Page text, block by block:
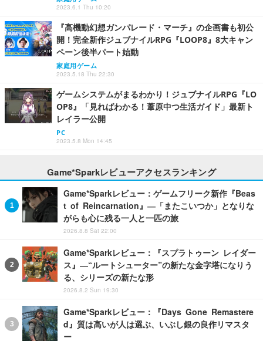
2023.6.1 Thu 10:20
『高機動幻想ガンパレード・マーチ』の企画書も初公
開！完全新作ジュブナイルRPG『LOOP8』8大キャン
ペーン後半パート始動
家庭用ゲーム
2023.5.18 Thu 22:30
ゲームシステムがまるわかり！ジュブナイルRPG『LO
OP8』「見ればわかる！葦原中つ生活ガイド」最新ト
レイラー公開
PC
2023.5.8 Mon 14:45
Game*Sparkレビューアクセスランキング
Game*Sparkレビュー：ゲームフリーク新作『Beas
t of Reincarnation』―「またこいつか」となりな
がらも心に残る一人と一匹の旅
2026.8.8 Sat 22:00
Game*Sparkレビュー：『スプラトゥーン レイダー
ス』―“ルートシューター”の新たな金字塔になりう
る、シリーズの新たな形
2026.8.2 Sun 19:30
Game*Sparkレビュー：『Days Gone Remastere
d』質は高いが人は選ぶ、いぶし銀の良作リマスタ
ー